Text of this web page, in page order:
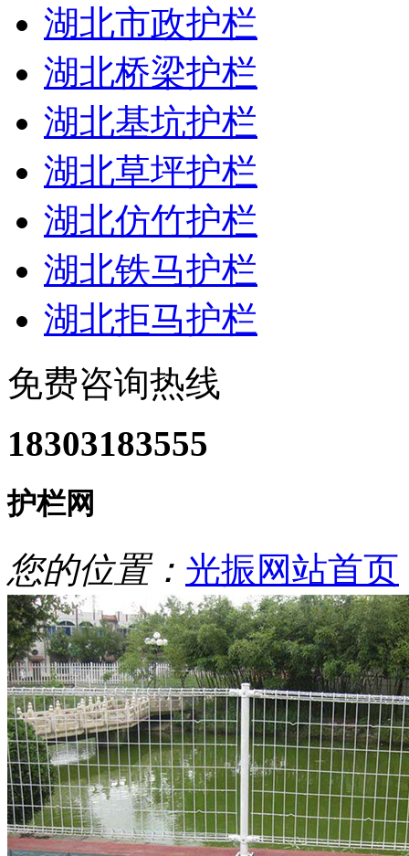
湖北市政护栏
湖北桥梁护栏
湖北基坑护栏
湖北草坪护栏
湖北仿竹护栏
湖北铁马护栏
湖北拒马护栏
免费咨询热线
18303183555
护栏网
您的位置： 光振网站首页